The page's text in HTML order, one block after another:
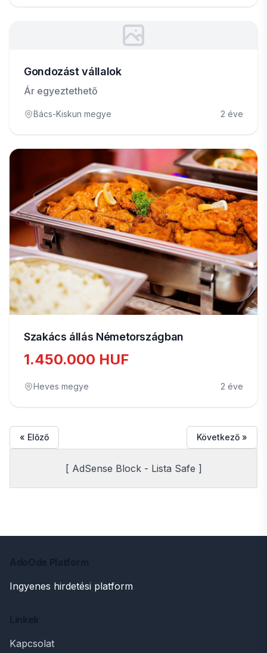
Gondozást vállalok
Ár egyeztethető
Bács-Kiskun megye 2 éve
Szakács állás Németországban
1.450.000 HUF
Heves megye 2 éve
« Előző Következő »
[ AdSense Block - Lista Safe ]
Ingyenes hirdetési platform
Kapcsolat